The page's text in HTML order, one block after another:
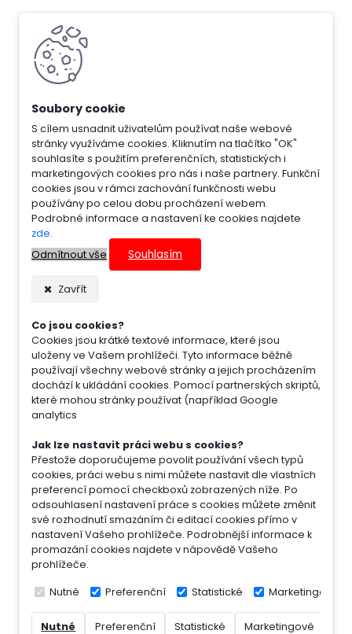
S cílem usnadnit uživatelům používat naše webové
stránky využíváme cookies. Kliknutím na tlačítko "OK"
souhlasíte s použitím preferenčních, statistických i
marketingových cookies pro nás i naše partnery. Funkční
cookies jsou v rámci zachování funkčnosti webu
používány po celou dobu procházení webem.
Podrobné informace a nastavení ke cookies najdete
zde.
Odmítnout vše
Souhlasím
Zavřít
Co jsou cookies?
Cookies jsou krátké textové informace, které jsou
uloženy ve Vašem prohlížeči. Tyto informace běžně
používají všechny webové stránky a jejich procházením
dochází k ukládání cookies. Pomocí partnerských skriptů,
které mohou stránky používat (například Google
analytics
Jak lze nastavit práci webu s cookies?
Přestože doporučujeme povolit používání všech typů
cookies, práci webu s nimi můžete nastavit dle vlastních
preferencí pomocí checkboxů zobrazených níže. Po
odsouhlasení nastavení práce s cookies můžete změnit
své rozhodnutí smazáním či editací cookies přímo v
nastavení Vašeho prohlížeče. Podrobnější informace k
promazání cookies najdete v nápovědě Vašeho
prohlížeče.
Nutné Preferenční Statistické Marketingové
Nutné
Preferenční
Statistické
Marketingové